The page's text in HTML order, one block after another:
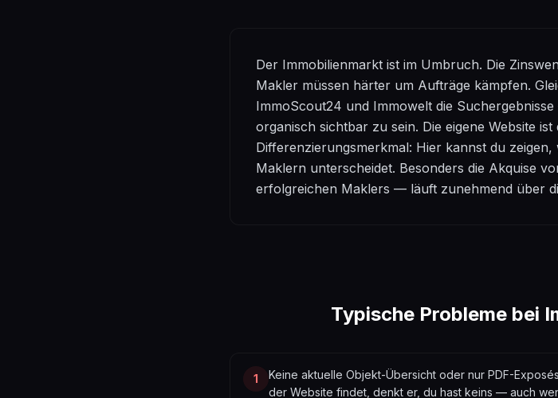
Der Immobilienmarkt ist im Umbruch. Die
Makler müssen härter um Aufträge kämpfen.
ImmoScout24 und Immowelt die
organisch sichtbar zu sein. Die eigene Website ist
Differenzierungsmerkmal: Hier kannst du
Maklern unterscheidet. Besonders die Akquise
erfolgreichen Maklers — läuft zunehmend über
Typische Probleme bei
1
Keine aktuelle Objekt-Übersicht oder nur PDF-
der Website findet, denkt er, du hast keins — auch